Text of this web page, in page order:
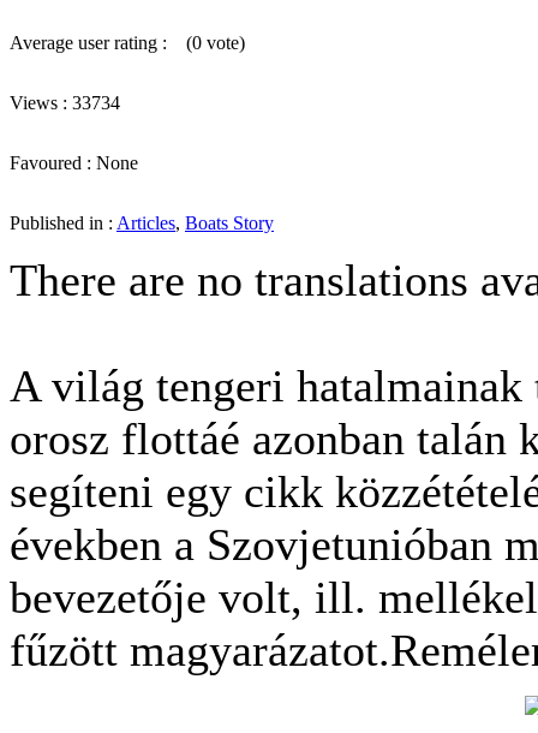
Average user rating : (0 vote)
Views : 33734
Favoured : None
Published in : Articles, Boats Story
There are no translations
A világ tengeri hatalmainak
orosz flottáé azonban talán
segíteni egy cikk
években a Szovjetunióban
bevezetője volt, ill.
fűzött